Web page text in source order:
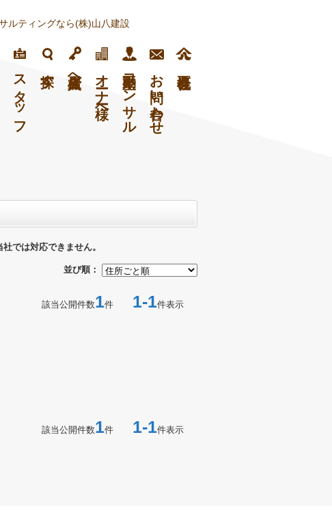
ルティングなら(株)山八建設
お問い合わせ
不動産コンサル
オーナー様へ
入居者様へ
探す
スタッフ
では対応できません。
並び順：
該当公開件数1件 1-1件表示
該当公開件数1件 1-1件表示